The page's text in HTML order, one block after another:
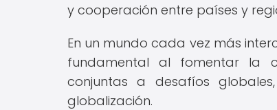
y cooperación entre países y
En un mundo cada vez más
fundamental al fomentar la
conjuntas a desafíos
globalización.